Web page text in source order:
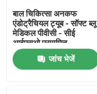
बाल चिकित्सा अनकफ
एंडोट्रैचियल ट्यूब - सॉफ्ट ब्लू
मेडिकल पीवीसी - सीई
आईएसओ प्रमाणित
जांच भेजें